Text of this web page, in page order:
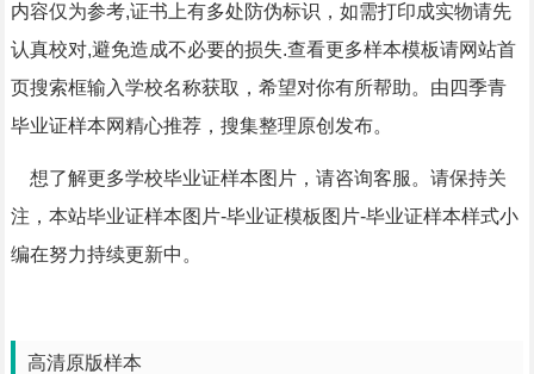
内容仅为参考,证书上有多处防伪标识，如需打印成实物请先
认真校对,避免造成不必要的损失.查看更多样本模板请网站首
页搜索框输入学校名称获取，希望对你有所帮助。由四季青
毕业证样本网精心推荐，搜集整理原创发布。
想了解更多学校毕业证样本图片，请咨询客服。请保持关
注，本站毕业证样本图片-毕业证模板图片-毕业证样本样式小
编在努力持续更新中。
高清原版样本